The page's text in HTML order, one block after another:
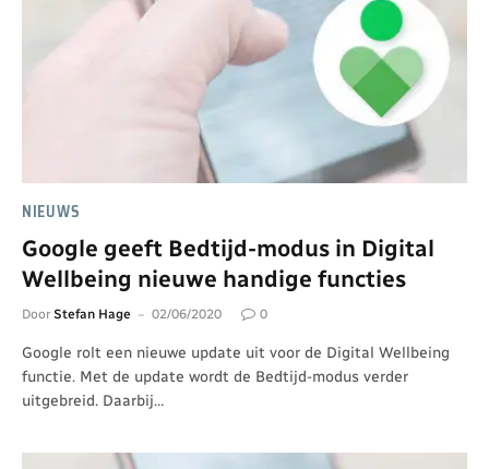
NIEUWS
Google geeft Bedtijd-modus in Digital
Wellbeing nieuwe handige functies
Door Stefan Hage 02/06/2020 0
Google rolt een nieuwe update uit voor de Digital Wellbeing
functie. Met de update wordt de Bedtijd-modus verder
uitgebreid. Daarbij…